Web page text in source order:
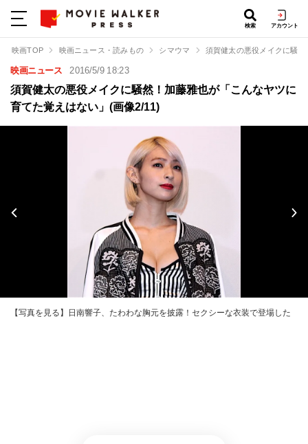
検索 アカウント
映画TOP 映画ニュース・読みもの シマウマ 須賀健太の悪役メイクに騒
映画ニュース 2016/5/9 18:23
須賀健太の悪役メイクに騒然！加藤雅也が「こんなヤツに
育てた覚えはない」(画像2/11)
【写真を見る】日南響子、たわわな胸元を披露！セクシーな衣装で登場した